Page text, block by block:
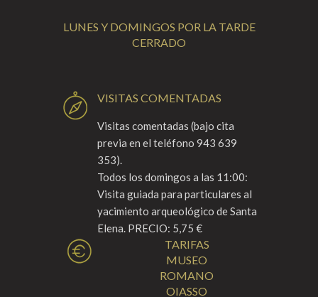
LUNES Y DOMINGOS POR LA TARDE
CERRADO
VISITAS COMENTADAS
Visitas comentadas (bajo cita
previa en el teléfono 943 639
353).
Todos los domingos a las 11:00:
Visita guiada para particulares al
yacimiento arqueológico de Santa
Elena. PRECIO: 5,75 €
TARIFAS
MUSEO
ROMANO
OIASSO